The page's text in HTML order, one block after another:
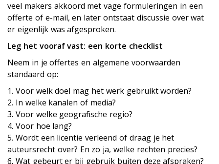
veel makers akkoord met vage formuleringen in een
offerte of e-mail, en later ontstaat discussie over wat
er eigenlijk was afgesproken.
Leg het vooraf vast: een korte checklist
Neem in je offertes en algemene voorwaarden
standaard op:
1. Voor welk doel mag het werk gebruikt worden?
2. In welke kanalen of media?
3. Voor welke geografische regio?
4. Voor hoe lang?
5. Wordt een licentie verleend of draag je het
auteursrecht over? En zo ja, welke rechten precies?
6. Wat gebeurt er bij gebruik buiten deze afspraken?